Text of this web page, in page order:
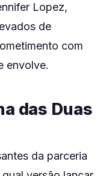
Lopez,
de
com
envolve.
das Duas
da parceria